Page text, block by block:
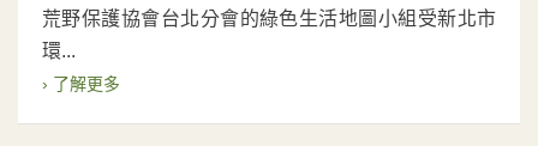
荒野保護協會台北分會的綠色生活地圖小組受新北市
環...
› 了解更多